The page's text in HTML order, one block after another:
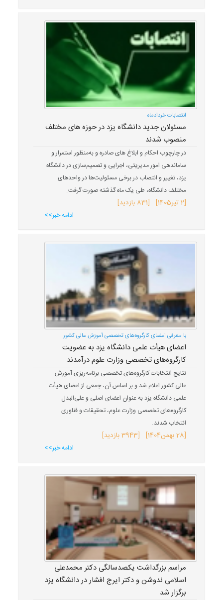
انتصابات خردادماه
مسئولان جدید دانشگاه یزد در حوزه های مختلف
منصوب شدند
در چارچوب احکام و ابلاغ های صادره و به‌منظور استمرار و
ساماندهی امور مدیریتی، اجرایی و تصمیم‌سازی در دانشگاه
یزد، تغییر و انتصاب در برخی مسئولیت‌ها در واحدهای
مختلف دانشگاه، طی یک ماه گذشته صورت گرفت.
[2 تیر 1405] [831 بازدید]
ادامه خبر>>
با معرفی اعضای کارگروه‌های تخصصی آموزش عالی کشور
اعضای هیأت علمی دانشگاه یزد به عضویت
کارگروه‌های تخصصی وزارت علوم درآمدند
نتایج انتخابات کارگروه‌های تخصصی برنامه‌ریزی آموزش
عالی کشور اعلام شد و بر اساس آن، جمعی از اعضای هیأت
علمی دانشگاه یزد به عنوان اعضای اصلی و علی‌البدل
کارگروه‌های تخصصی وزارت علوم، تحقیقات و فناوری
انتخاب شدند.
[28 بهمن 1404] [3943 بازدید]
ادامه خبر>>
مراسم بزرگداشت یکصدسالگی دکتر محمدعلی
اسلامی ندوشن و دکتر ایرج افشار در دانشگاه یزد
برگزار شد